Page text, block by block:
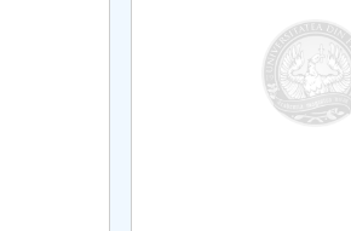
UNSTPB din 4 decembrie 2023
Senat UNSTPB din 21 decembrie 2023